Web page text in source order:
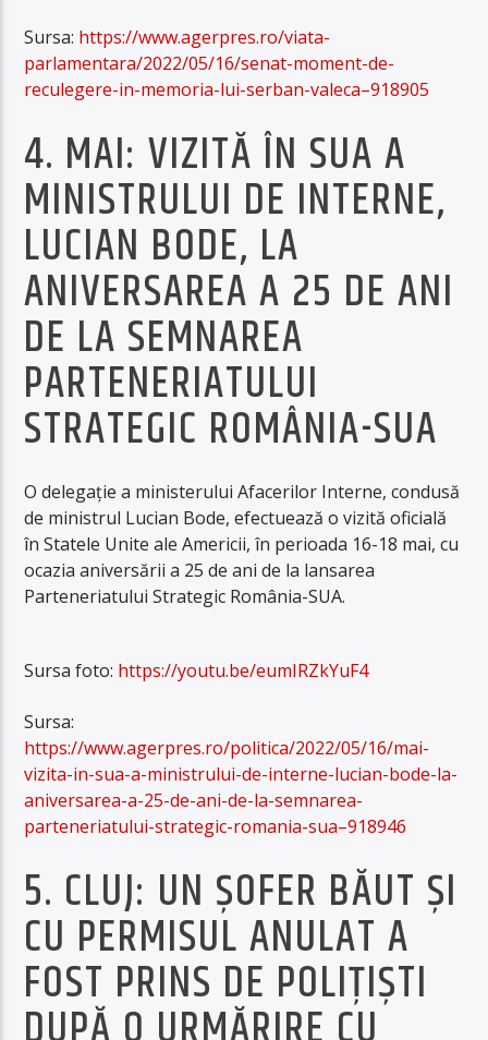
Sursa: https://www.agerpres.ro/viata-
parlamentara/2022/05/16/senat-moment-de-
reculegere-in-memoria-lui-serban-valeca–918905
4. MAI: VIZITĂ ÎN SUA A
MINISTRULUI DE INTERNE,
LUCIAN BODE, LA
ANIVERSAREA A 25 DE ANI
DE LA SEMNAREA
PARTENERIATULUI
STRATEGIC ROMÂNIA-SUA
O delegaţie a ministerului Afacerilor Interne, condusă
de ministrul Lucian Bode, efectuează o vizită oficială
în Statele Unite ale Americii, în perioada 16-18 mai, cu
ocazia aniversării a 25 de ani de la lansarea
Parteneriatului Strategic România-SUA.
Sursa foto: https://youtu.be/eumIRZkYuF4
Sursa:
https://www.agerpres.ro/politica/2022/05/16/mai-
vizita-in-sua-a-ministrului-de-interne-lucian-bode-la-
aniversarea-a-25-de-ani-de-la-semnarea-
parteneriatului-strategic-romania-sua–918946
5. CLUJ: UN ŞOFER BĂUT ŞI
CU PERMISUL ANULAT A
FOST PRINS DE POLIŢIŞTI